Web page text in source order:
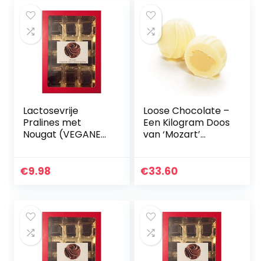
Lactosevrije
Pralines met
Nougat (VEGANE
200g
€9.98
Loose Chocolate –
Een Kilogram Doos
van ‘Mozart’
Truffels. The
Chocolatier
€33.60